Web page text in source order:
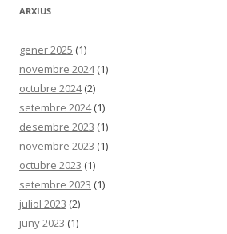
ARXIUS
gener 2025 (1)
novembre 2024(1)
octubre 2024(2)
setembre 2024(1)
desembre 2023 (1)
novembre 2023 (1)
octubre 2023 (1)
setembre 2023 (1)
juliol 2023 (2)
juny 2023 (1)